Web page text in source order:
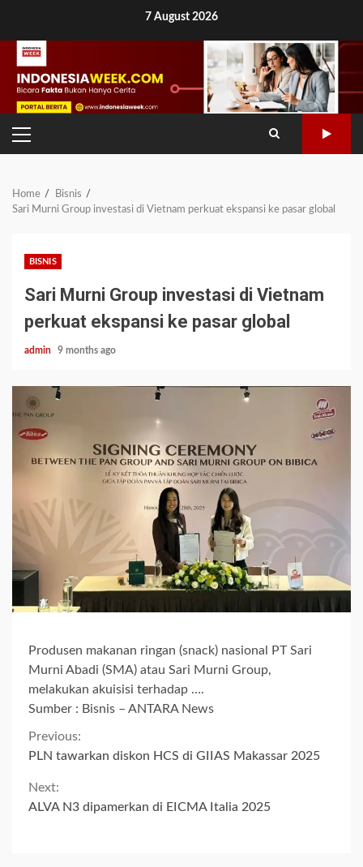
content
7 August 2026
PRIMARY
MENU
Home
Bisnis
Sari Murni Group investasi di Vietnam perkuat ekspansi ke pasar global
BISNIS
Sari Murni Group investasi di Vietnam
perkuat ekspansi ke pasar global
admin 9 months ago
Produsen makanan ringan (snack) nasional PT Sari
Murni Abadi (SMA) atau Sari Murni Group,
melakukan akuisisi terhadap ….
Sumber : Bisnis – ANTARA News
Continue
Reading
Previous:
PLN tawarkan diskon HCS di GIIAS Makassar 2025
Next:
ALVA N3 dipamerkan di EICMA Italia 2025